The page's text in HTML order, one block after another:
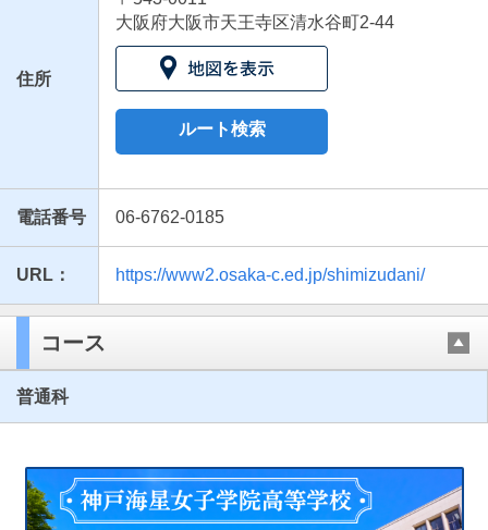
ブックマークした学校
住所
大阪府大阪市天王寺区清水谷町2-44
ルート検索
電話番号 06-6762-0185
URL： https://www2.osaka-c.ed.jp/shimizudani/
コース
普通科